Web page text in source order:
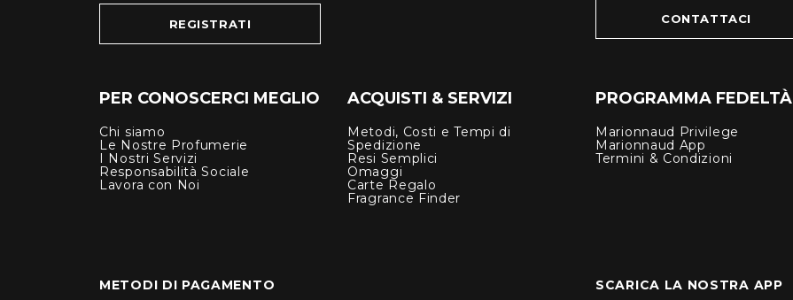
REGISTRATI CONTATTACI
PER CONOSCERCI MEGLIO
Chi siamo
Le Nostre Profumerie
I Nostri Servizi
Responsabilità Sociale
Lavora con Noi
ACQUISTI & SERVIZI
Metodi, Costi e Tempi di
Spedizione
Resi Semplici
Omaggi
Carte Regalo
Fragrance Finder
PROGRAMMA FEDELTÀ
Marionnaud Privilege
Marionnaud App
Termini & Condizioni
METODI DI PAGAMENTO SCARICA LA NOSTRA APP